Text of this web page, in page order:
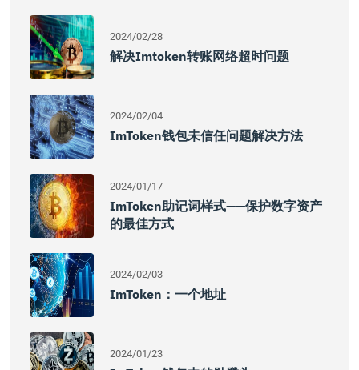
2024/02/28
解决imtoken转账网络超时问题
2024/02/04
ImToken钱包未信任问题解决方法
2024/01/17
ImToken助记词样式——保护数字资产
的最佳方式
2024/02/03
ImToken：一个地址
2024/01/23